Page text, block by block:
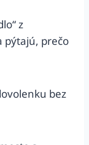
z
pýtajú, prečo
bez